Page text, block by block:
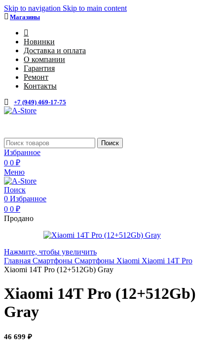
Skip to navigation Skip to main content
Магазины
Новинки
Доставка и оплата
О компании
Гарантия
Ремонт
Контакты
+7 (949) 469-17-75
Поиск
Избранное
0 0 ₽
Меню
Поиск
0 Избранное
0 0 ₽
Продано
Нажмите, чтобы увеличить
Главная Смартфоны Смартфоны Xiaomi Xiaomi 14T Pro
Xiaomi 14Т Pro (12+512Gb) Gray
Xiaomi 14Т Pro (12+512Gb)
Gray
46 699 ₽